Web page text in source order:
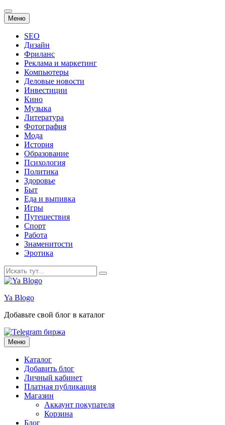
Меню Перейти
к
содержанию
SEO
Дизайн
Фриланс
Реклама и маркетинг
Компьютеры
Деловые новости
Инвестиции
Кино
Музыка
Литература
Фотография
Мода
История
Образование
Психология
Политика
Здоровье
Быт
Еда и выпивка
Игры
Путешествия
Спорт
Работа
Знаменитости
Эротика
Искать:
Ya Blogo
Добавьте свой блог в каталог
Меню Перейти
к
содержанию
Каталог
Добавить блог
Личный кабинет
Платная публикация
Магазин
Аккаунт покупателя
Корзина
Блог